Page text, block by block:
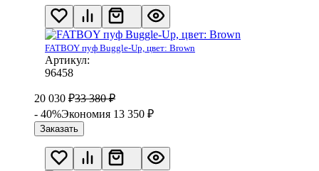
FATBOY пуф Buggle-Up, цвет: Brown
Артикул:
96458
20 030 ₽33 380 ₽
- 40%Экономия 13 350 ₽
Заказать